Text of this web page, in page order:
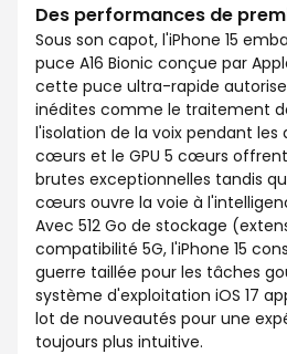
Des performances de
Sous son capot, l'iPhone 15
puce A16 Bionic conçue par
cette puce ultra-rapide
inédites comme le traitement
l'isolation de la voix pendant les
cœurs et le GPU 5 cœurs
brutes exceptionnelles tandis
cœurs ouvre la voie à
Avec 512 Go de stockage
compatibilité 5G, l'iPhone 15
guerre taillée pour les tâches
système d'exploitation iOS 17
lot de nouveautés pour une
toujours plus intuitive.